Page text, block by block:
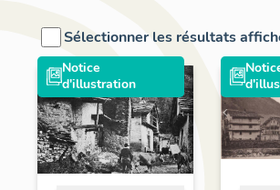
Sélectionner les résultats
Notice
d'illustration